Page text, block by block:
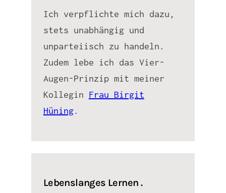
Ich verpflichte mich dazu,
stets unabhängig und
unparteiisch zu handeln.
Zudem lebe ich das Vier-
Augen-Prinzip mit meiner
Kollegin Frau Birgit
Hüning.
Lebenslanges Lernen .